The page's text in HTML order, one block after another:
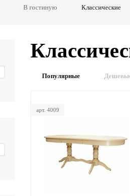
В гостиную Классические
Популярные
арт. 4009